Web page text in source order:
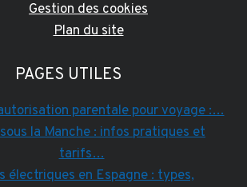
Gestion des cookies
Plan du site
PAGES UTILES
parentale pour voyage :…
la Manche : infos pratiques et
tarifs…
électriques en Espagne : types,